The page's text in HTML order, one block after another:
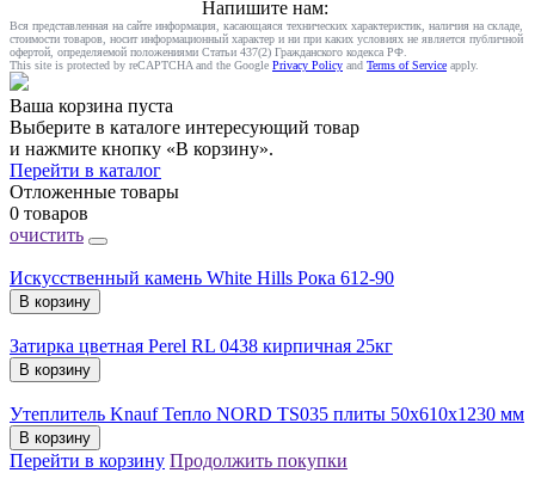
Напишите нам:
Вся представленная на сайте информация, касающаяся технических характеристик, наличия на складе,
стоимости товаров, носит информационный характер и ни при каких условиях не является публичной
офертой, определяемой положениями Статьи 437(2) Гражданского кодекса РФ.
This site is protected by reCAPTCHA and the Google Privacy Policy and Terms of Service apply.
Ваша корзина пуста
Выберите в каталоге интересующий товар
и нажмите кнопку «В корзину».
Перейти в каталог
Отложенные товары
0 товаров
очистить
Искусственный камень White Hills Рока 612-90
В корзину
Затирка цветная Perel RL 0438 кирпичная 25кг
В корзину
Утеплитель Knauf Тепло NORD TS035 плиты 50х610х1230 мм
В корзину
Перейти в корзину Продолжить покупки